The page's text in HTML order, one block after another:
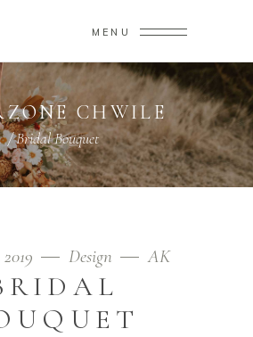
MENU
CHWILE
/Bridal Bouquet
Design AK